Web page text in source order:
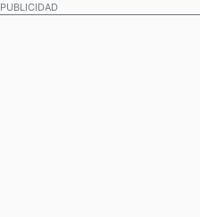
PUBLICIDAD